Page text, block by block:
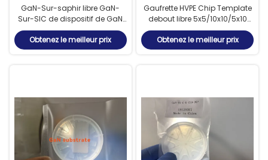
GaN-Sur-saphir libre GaN-
Sur-SIC de dispositif de GaN
Substrates HVPE GaN Wafers
Powder de position
Obtenez le meilleur prix
Gaufrette HVPE Chip Template
debout libre 5x5/10x10/5x10
millimètre de nitrure de
gallium d'Un-axe
Obtenez le meilleur prix